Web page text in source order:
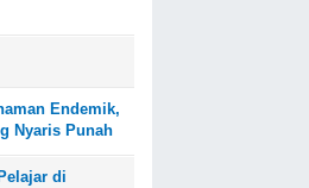
Endemik,
Nyaris Punah
di